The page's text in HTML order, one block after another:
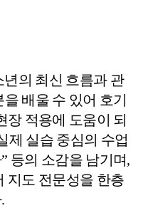
의 최신 흐름과 관
배울 수 있어 호기
장 적용에 도움이 되
제 실습 중심의 수업
” 등의 소감을 남기며,
지도 전문성을 한층
.